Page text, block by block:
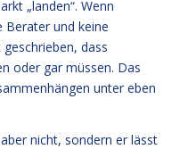
„landen“. Wenn
Berater und keine
dass
oder gar müssen. Das
unter eben
nicht, sondern er lässt